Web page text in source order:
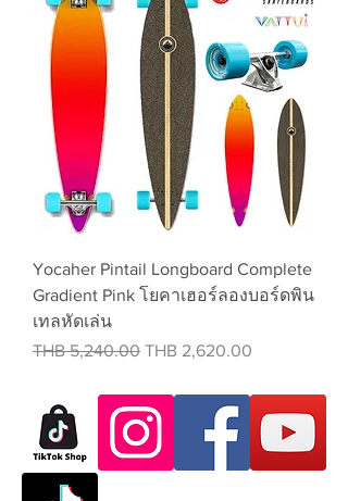
Yocaher Pintail Longboard Complete
Gradient Pink โยคาเฮอร์ลองบอร์ดพิน
เทลหัดเล่น
Regular Price
THB 5,240.00 Sale Price
THB 2,620.00